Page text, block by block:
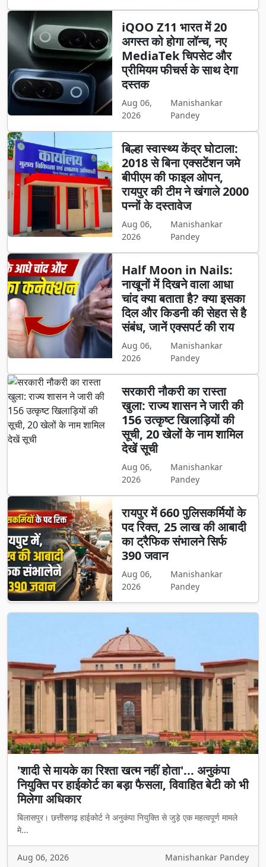
iQOO Z11 भारत में 20
अगस्त को होगा लॉन्च, नए
MediaTek चिपसेट और
प्रीमियम फीचर्स के साथ देगा
दस्तक
Aug 06,
2026
Manishankar
Pandey
बिल्हा स्वास्थ्य केंद्र घोटाला:
2018 से बिना एक्सटेंशन जमे
बीपीएम की फाइल ओपन,
रायपुर की टीम ने खंगाले 2000
पन्नों के दस्तावेज
Aug 06,
2026
Manishankar
Pandey
Half Moon in Nails:
नाखूनों में दिखने वाला आधा
चांद क्या बताता है? क्या इसका
दिल और किडनी की सेहत से है
संबंध, जानें एक्सपर्ट की राय
Aug 06,
2026
Manishankar
Pandey
सरकारी नौकरी का रास्ता
खुला: राज्य शासन ने जारी की
156 उत्कृष्ट खिलाड़ियों की
सूची, 20 खेलों के नाम शामिल
देखें सूची
Aug 06,
2026
Manishankar
Pandey
रायपुर में 660 पुलिसकर्मियों के
पद रिक्त, 25 लाख की आबादी
का ट्रैफिक संभालने सिर्फ
390 जवान
Aug 06,
2026
Manishankar
Pandey
'शादी से मायके का रिश्ता खत्म नहीं होता'... अनुकंपा
नियुक्ति पर हाईकोर्ट का बड़ा फैसला, विवाहित बेटी को भी
मिलेगा अधिकार
बिलासपुर। छत्तीसगढ़ हाईकोर्ट ने अनुकंपा नियुक्ति से जुड़े एक महत्वपूर्ण मामले
मे...
Aug 06, 2026 Manishankar Pandey